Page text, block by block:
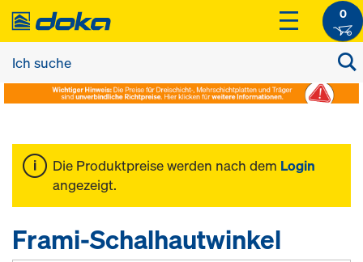
0
Die Produktpreise werden nach dem Login
angezeigt.
Frami-Schalhautwinkel